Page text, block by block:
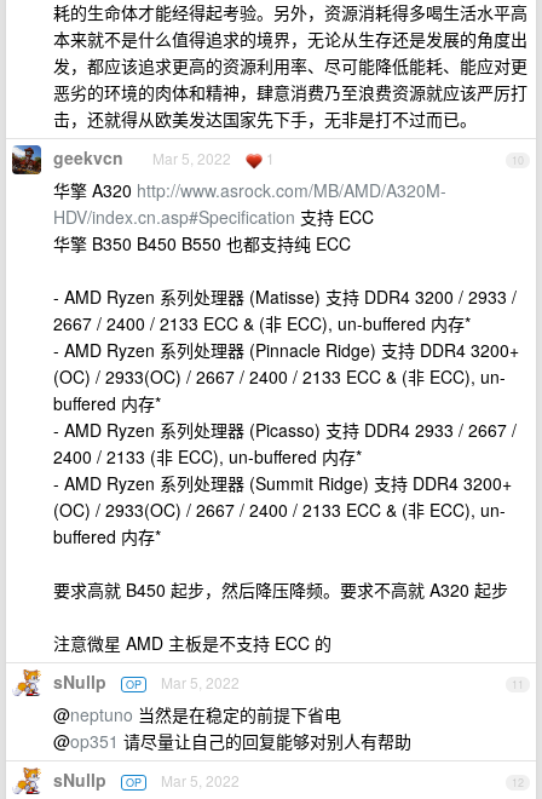
耗的生命体才能经得起考验。另外，资源消耗得多喝生活水平高
本来就不是什么值得追求的境界，无论从生存还是发展的角度出
发，都应该追求更高的资源利用率、尽可能降低能耗、能应对更
恶劣的环境的肉体和精神，肆意消费乃至浪费资源就应该严厉打
击，还就得从欧美发达国家先下手，无非是打不过而已。
10
geekvcn Mar 5, 2022 1
华擎 A320 http://www.asrock.com/MB/AMD/A320M-
HDV/index.cn.asp#Specification 支持 ECC
华擎 B350 B450 B550 也都支持纯 ECC
- AMD Ryzen 系列处理器 (Matisse) 支持 DDR4 3200 / 2933 /
2667 / 2400 / 2133 ECC & (非 ECC), un-buffered 内存*
- AMD Ryzen 系列处理器 (Pinnacle Ridge) 支持 DDR4 3200+
(OC) / 2933(OC) / 2667 / 2400 / 2133 ECC & (非 ECC), un-
buffered 内存*
- AMD Ryzen 系列处理器 (Picasso) 支持 DDR4 2933 / 2667 /
2400 / 2133 (非 ECC), un-buffered 内存*
- AMD Ryzen 系列处理器 (Summit Ridge) 支持 DDR4 3200+
(OC) / 2933(OC) / 2667 / 2400 / 2133 ECC & (非 ECC), un-
buffered 内存*
要求高就 B450 起步，然后降压降频。要求不高就 A320 起步
注意微星 AMD 主板是不支持 ECC 的
11
sNullp OP Mar 5, 2022
@neptuno 当然是在稳定的前提下省电
@op351 请尽量让自己的回复能够对别人有帮助
12
sNullp OP Mar 5, 2022